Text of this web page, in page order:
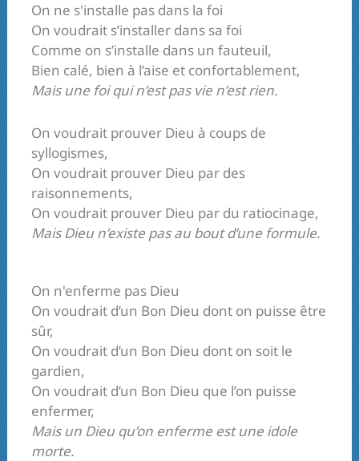
On ne s'installe pas dans la foi
On voudrait s’installer dans sa foi
Comme on s’installe dans un fauteuil,
Bien calé, bien à l’aise et confortablement,
Mais une foi qui n’est pas vie n’est rien.
On voudrait prouver Dieu à coups de
syllogismes,
On voudrait prouver Dieu par des
raisonnements,
On voudrait prouver Dieu par du ratiocinage,
Mais Dieu n’existe pas au bout d’une formule.
On n'enferme pas Dieu
On voudrait d’un Bon Dieu dont on puisse être
sûr,
On voudrait d’un Bon Dieu dont on soit le
gardien,
On voudrait d’un Bon Dieu que l’on puisse
enfermer,
Mais un Dieu qu’on enferme est une idole
morte.